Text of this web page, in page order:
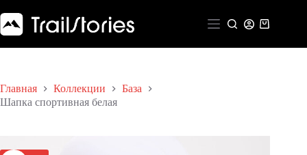
к
сути
Корзина
Главная Коллекции
База
Шапка спортивная белая